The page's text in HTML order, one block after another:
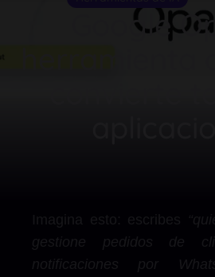
Google
herramienta